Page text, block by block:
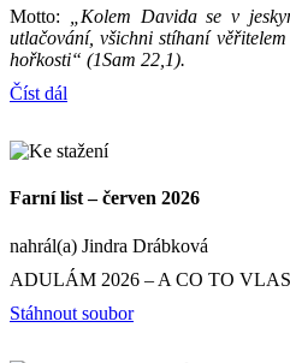
Motto:
„Kolem Davida se v
utlačování, všichni stíhaní
hořkosti“ (1Sam 22,1).
Číst dál
Farní list – červen 2026
nahrál(a) Jindra Drábková
ADULÁM 2026 – A CO TO
Stáhnout soubor